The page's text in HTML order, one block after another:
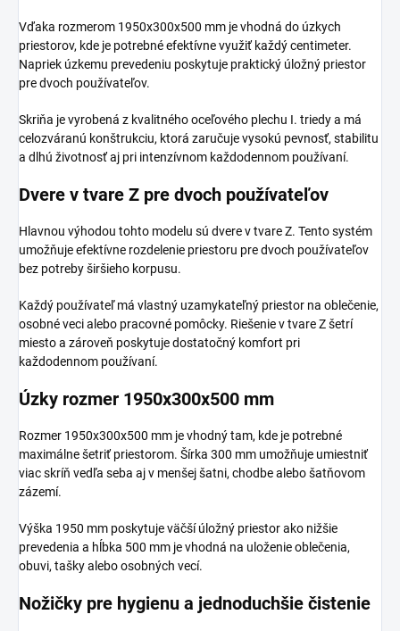
Vďaka rozmerom 1950x300x500 mm je vhodná do úzkych
priestorov, kde je potrebné efektívne využiť každý centimeter.
Napriek úzkemu prevedeniu poskytuje praktický úložný priestor
pre dvoch používateľov.
Skriňa je vyrobená z kvalitného oceľového plechu I. triedy a má
celozváranú konštrukciu, ktorá zaručuje vysokú pevnosť, stabilitu
a dlhú životnosť aj pri intenzívnom každodennom používaní.
Dvere v tvare Z pre dvoch používateľov
Hlavnou výhodou tohto modelu sú dvere v tvare Z. Tento systém
umožňuje efektívne rozdelenie priestoru pre dvoch používateľov
bez potreby širšieho korpusu.
Každý používateľ má vlastný uzamykateľný priestor na oblečenie,
osobné veci alebo pracovné pomôcky. Riešenie v tvare Z šetrí
miesto a zároveň poskytuje dostatočný komfort pri
každodennom používaní.
Úzky rozmer 1950x300x500 mm
Rozmer 1950x300x500 mm je vhodný tam, kde je potrebné
maximálne šetriť priestorom. Šírka 300 mm umožňuje umiestniť
viac skríň vedľa seba aj v menšej šatni, chodbe alebo šatňovom
zázemí.
Výška 1950 mm poskytuje väčší úložný priestor ako nižšie
prevedenia a hĺbka 500 mm je vhodná na uloženie oblečenia,
obuvi, tašky alebo osobných vecí.
Nožičky pre hygienu a jednoduchšie čistenie